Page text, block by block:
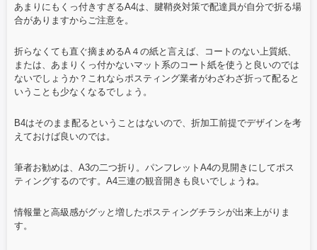
あまりにもくっ付きすぎるA4は、腱鞘炎対策で配達員が自分で折る場
合がありますからご注意を。
折らなくても直ぐ摘まめるA４の紙と言えば、コートのない上質紙、
または、あまりくっ付かないマット系のコート紙を使うと良いのでは
ないでしょうか？これならポスティング業者がわざわざ折って配ると
いうことも少なくなるでしょう。
B4はそのまま配るということはないので、折加工前提でデザインを考
えておけば良いのでは。
筆者お勧めは、A3の二つ折り。パンフレットA4の見開きにしてポス
ティングするのです。A4三連の観音開きも良いでしょうね。
情報量と高級感がグッと増したポスティングチラシが出来上がりま
す。